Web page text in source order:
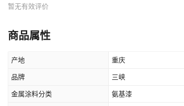
暂无有效评价
商品属性
产地 重庆
品牌 三峡
金属涂料分类 氨基漆